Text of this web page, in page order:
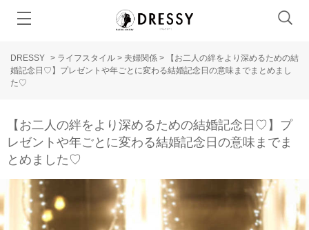
DRESSY > ライフスタイル > 夫婦関係 >
【お二人の絆をより深めるための結
婚記念日♡】プレゼントや年ごとに変わる結婚記念日の意味までまとめまし
た♡
【お二人の絆をより深めるための結婚記念日♡】プ
レゼントや年ごとに変わる結婚記念日の意味までま
とめました♡